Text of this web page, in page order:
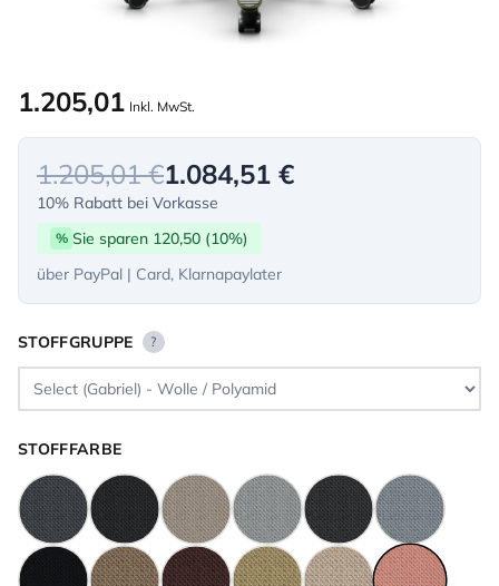
1.205,01 Inkl. MwSt.
1.205,01 €1.084,51 €
10% Rabatt bei Vorkasse
% Sie sparen 120,50 (10%)
über PayPal | Card, Klarnapaylater
STOFFGRUPPE ?
STOFFFARBE